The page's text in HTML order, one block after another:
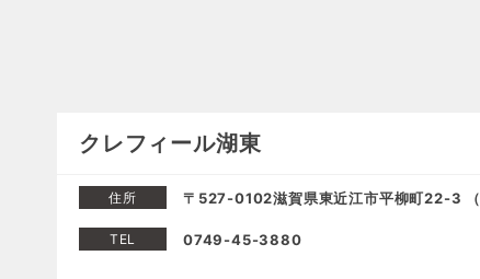
クレフィール湖東
住所 〒527-0102滋賀県東近江市平柳町22-3 （
TEL 0749-45-3880